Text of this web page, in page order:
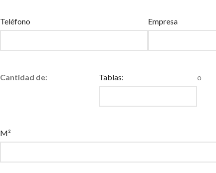
Teléfono Empresa
Cantidad de: Tablas: o
M²